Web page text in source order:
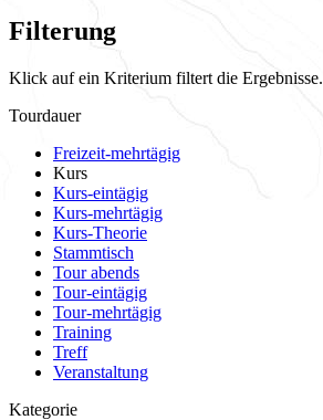
Filterung
Klick auf ein Kriterium filtert die Ergebnisse.
Tourdauer
Freizeit-mehrtägig
Kurs
Kurs-eintägig
Kurs-mehrtägig
Kurs-Theorie
Stammtisch
Tour abends
Tour-eintägig
Tour-mehrtägig
Training
Treff
Veranstaltung
Kategorie